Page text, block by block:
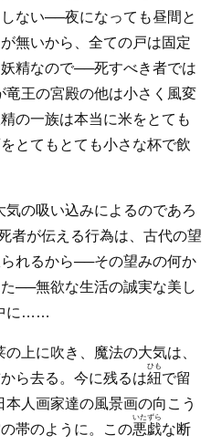
ない──夜になっても昼間と
無いから、全ての戸は固定
精なので──死すべき者では
王の宮殿の他は小さく風変
の一族は本当に米をとても
とてもとても小さな杯で飲
の吸い込みによるのであろ
者が伝える行為は、古代の望
れるから──その望みの何か
──無欲な生活の誠実な美し
に……
上に吹き、魔法の大気は、
ら去る。今に残るは紐
ひも
で留
人画家達の風景画の向こう
帯のように。この悪戯
いたずら
な断